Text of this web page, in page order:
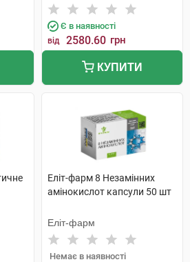
Є в наявності
від 2580.60 грн
КУПИТИ
Еліт-фарм 8 Незамінних
амінокислот капсули 50 шт
Еліт-фарм
Немає в наявності